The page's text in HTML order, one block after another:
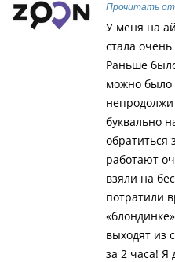
Прочитать
У меня на
стала
Раньше
можно было
буквально
обратиться
работают
взяли на
потратили
выходят из
за 2 часа! Я